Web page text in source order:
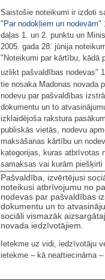
Saistošie noteikumi ir izdoti
" Par nodokļiem un nodevām"
daļas 1. un 2. punktu un
2005. gada 28. jūnija
"Noteikumi par kārtību, kādā
uzlikt pašvaldības nodevas"
tie nosaka Madonas novada
nodevu par pašvaldības
dokumentu un to
izklaidējoša rakstura
publiskās vietās, nodevu
maksāšanas kārtību un
kategorijas, kuras atbrīvotas
samaksas vai kurām piešķirti
Pašvaldība, izvērtējusi
noteikusi atbrīvojumu no
nodevas par pašvaldības
dokumentu un to
sociāli vismazāk
novada iedzīvotājiem.
Ietekme uz vidi, iedzīvotāju
ietekme – kā neattiecināma –